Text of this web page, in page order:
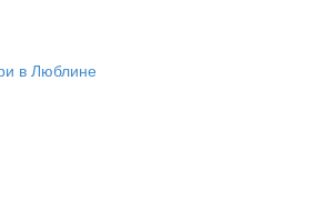
в Люблине